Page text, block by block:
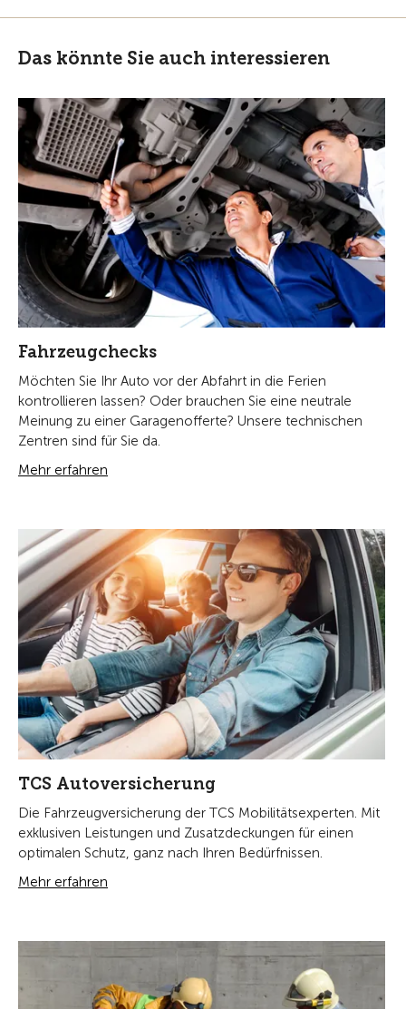
Das könnte Sie auch interessieren
Fahrzeugchecks
Möchten Sie Ihr Auto vor der Abfahrt in die Ferien
kontrollieren lassen? Oder brauchen Sie eine neutrale
Meinung zu einer Garagenofferte? Unsere technischen
Zentren sind für Sie da.
Mehr erfahren
TCS Autoversicherung
Die Fahrzeugversicherung der TCS Mobilitätsexperten. Mit
exklusiven Leistungen und Zusatzdeckungen für einen
optimalen Schutz, ganz nach Ihren Bedürfnissen.
Mehr erfahren